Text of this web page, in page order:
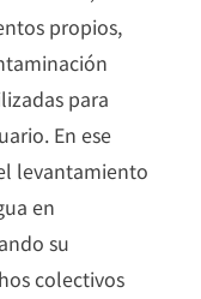
propios,
para
En ese
levantamiento
en
su
colectivos